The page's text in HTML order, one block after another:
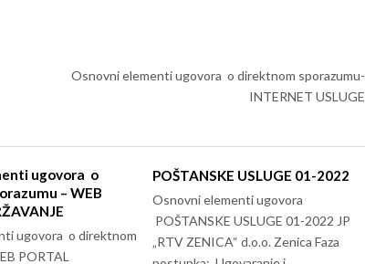
Osnovni elementi ugovora o direktnom sporazumu-
INTERNET USLUGE
ugovora o
– WEB
ugovora o direktnom
PORTAL
POŠTANSKE USLUGE 01-2022
Osnovni elementi ugovora
POŠTANSKE USLUGE 01-2022 JP
„RTV ZENICA“ d.o.o. Zenica Faza